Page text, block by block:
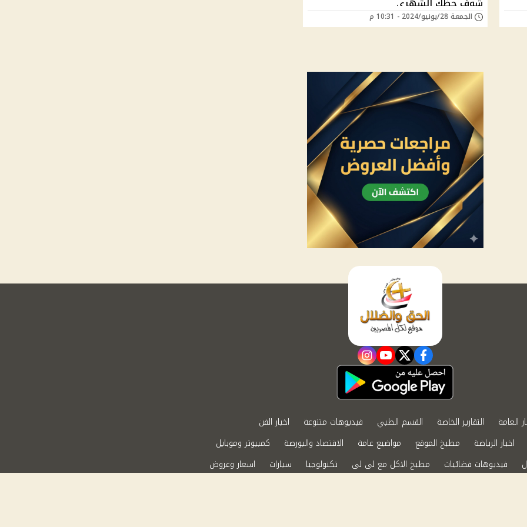
الجمعة 28/يونيو/2024 - 10:31 م
facebook
twitter
youtube
instagram
العامة التقارير الخاصة القسم الطبي فيديوهات متنوعة
اخبار الفن
اخبار الرياضة مطبخ الموقع مواضيع عامة الاقتصاد والبورصة
كمبيوتر وموبايل
فيديوهات فضائيات مطبخ الاكل مع لى لى تكنولوجيا سيارات
اسعار وعروض